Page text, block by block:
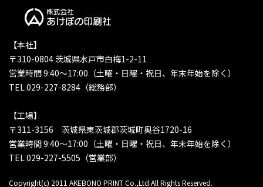
【本社】
〒310-0804 茨城県水戸市白梅1-2-11
営業時間 9:40〜17:00（土曜・日曜・祝日、年末年始を除く）
TEL 029-227-8284（総務部）
【工場】
〒311-3156 茨城県東茨城郡茨城町奥谷1720-16
営業時間 9:40〜17:00（土曜・日曜・祝日、年末年始を除く）
TEL 029-227-5505（営業部）
Copyright(c) 2011 AKEBONO PRINT Co.,Ltd.All Rights Reserved.